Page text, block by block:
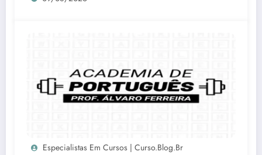
Especialistas Em Cursos | Curso.blog.br